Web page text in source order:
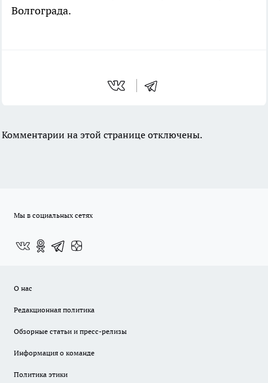
Волгограда.
Комментарии на этой странице отключены.
Мы в социальных сетях
О нас
Редакционная политика
Обзорные статьи и пресс-релизы
Информация о команде
Политика этики